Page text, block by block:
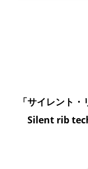
「サイレント・
Silent rib